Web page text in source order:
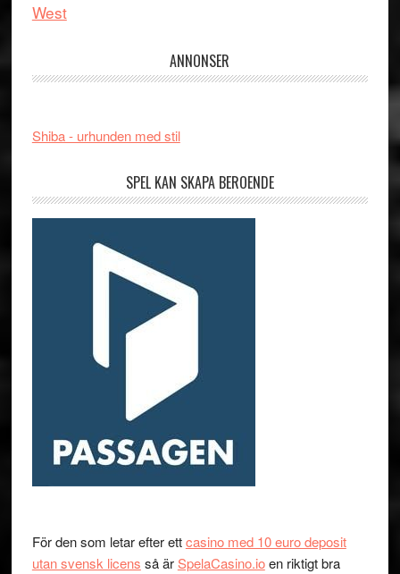
West
ANNONSER
Shiba - urhunden med stil
SPEL KAN SKAPA BEROENDE
För den som letar efter ettcasino med 10 euro deposit
utan svensk licens så ärSpelaCasino.ioen riktigt bra